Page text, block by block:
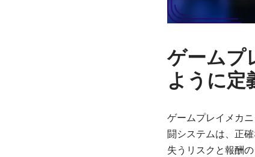
ゲームプ
ように定
ゲームプレイメカ
闘システムは、正
失うリスクと報酬